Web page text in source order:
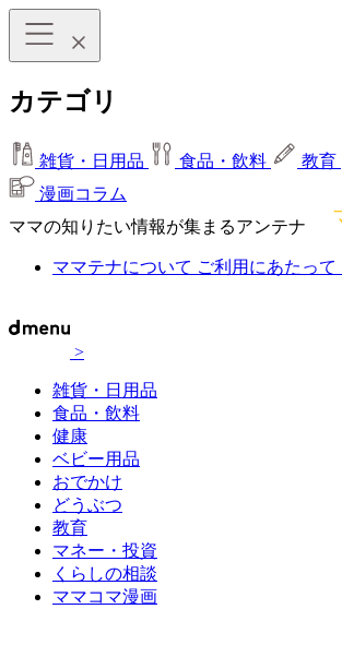
カテゴリ
雑貨・日用品 食品・飲料 教育
漫画コラム
ママの知りたい情報が集まるアンテナ
ママテナについて ご利用にあたって
>
雑貨・日用品
食品・飲料
健康
ベビー用品
おでかけ
どうぶつ
教育
マネー・投資
くらしの相談
ママコマ漫画